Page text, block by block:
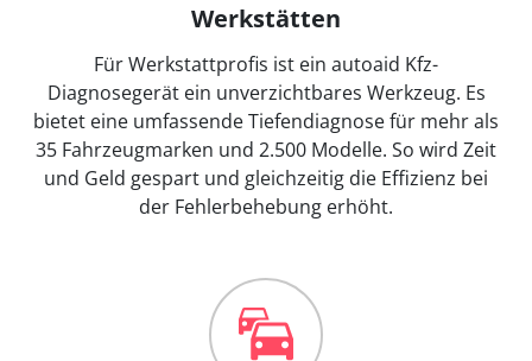
Werkstätten
Für Werkstattprofis ist ein autoaid Kfz-
Diagnosegerät ein unverzichtbares Werkzeug. Es
bietet eine umfassende Tiefendiagnose für mehr als
35 Fahrzeugmarken und 2.500 Modelle. So wird Zeit
und Geld gespart und gleichzeitig die Effizienz bei
der Fehlerbehebung erhöht.